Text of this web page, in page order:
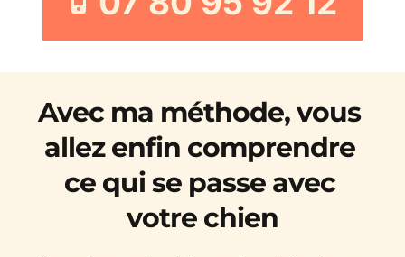
Avec ma méthode, vous
allez enfin comprendre
ce qui se passe avec
votre chien